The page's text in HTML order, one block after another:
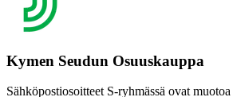
Kymen Seudun Osuuskauppa
Sähköpostiosoitteet S-ryhmässä ovat muotoa